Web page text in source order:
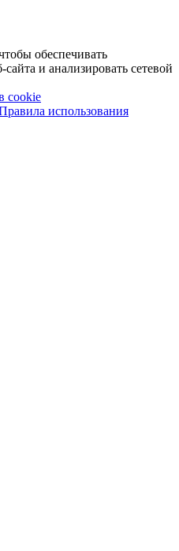
обеспечивать
и анализировать сетевой
cookie
использования